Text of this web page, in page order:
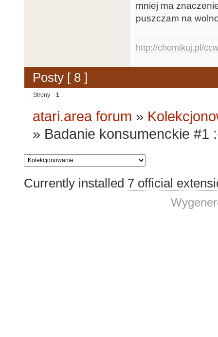
mniej ma
puszczam na
http://chomikuj.pl/
Posty [ 8 ]
Strony 1
atari.area forum »
» Badanie konsumenckie #1
Currently installed 7 official